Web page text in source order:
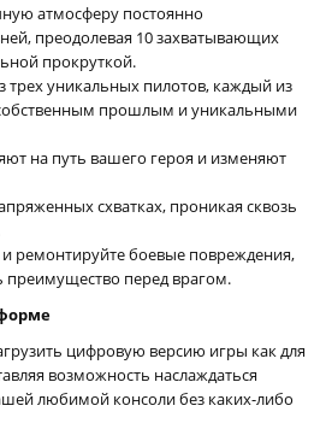
атмосферу постоянно
преодолевая 10 захватывающих
прокруткой.
трех уникальных пилотов, каждый из
прошлым и уникальными
на путь вашего героя и изменяют
схватках, проникая сквозь
ремонтируйте боевые повреждения,
преимущество перед врагом.
цифровую версию игры как для
возможность наслаждаться
любимой консоли без каких-либо